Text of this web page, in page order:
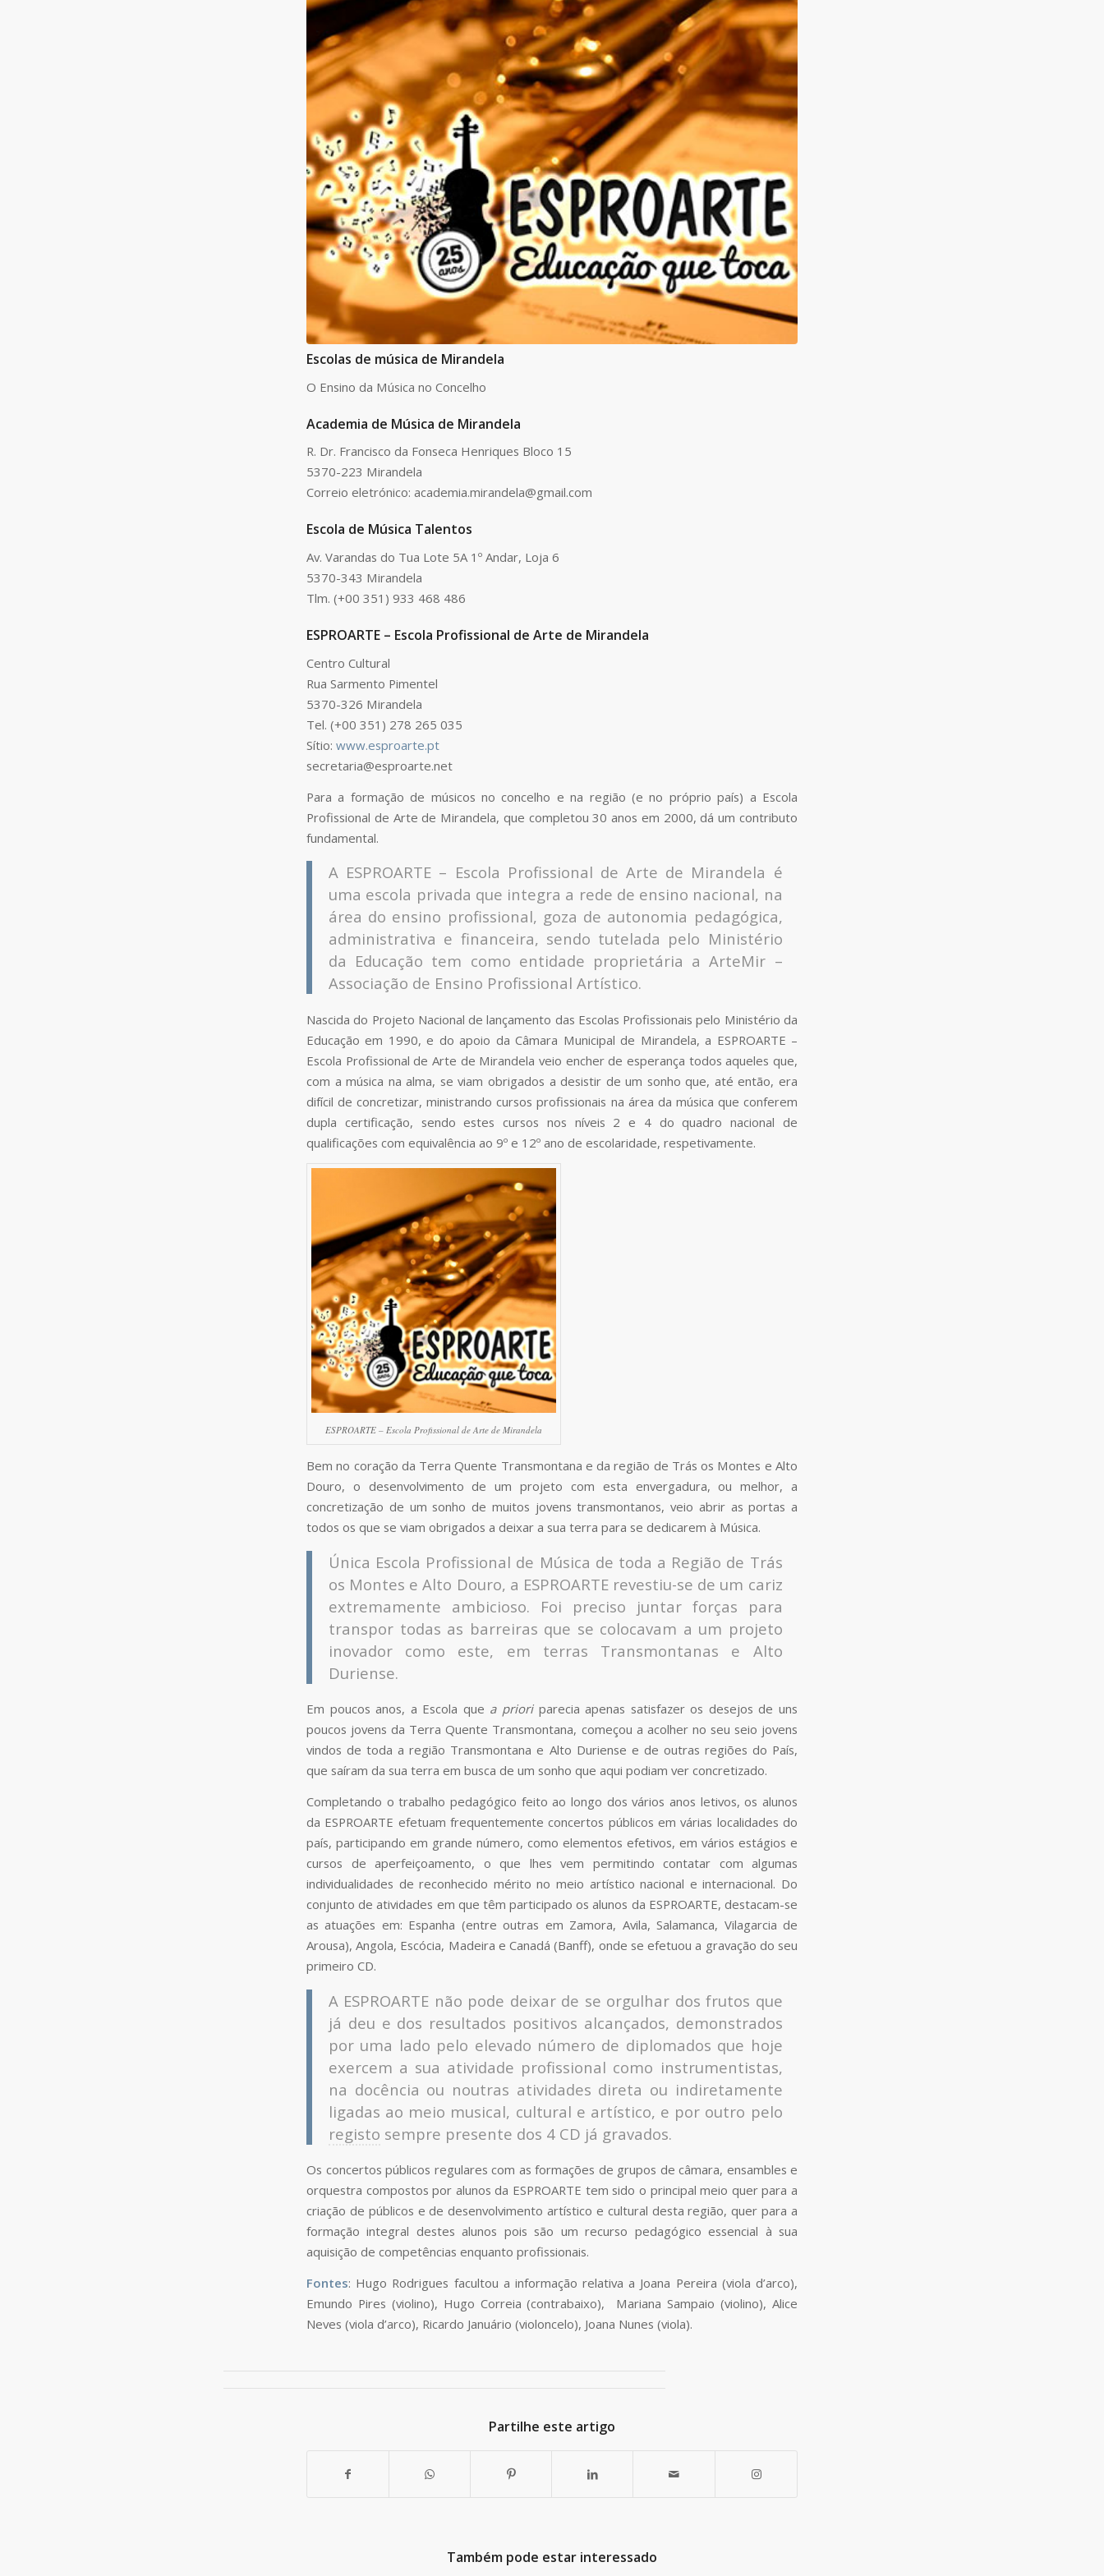
Escolas de música de Mirandela
O Ensino da Música no Concelho
Academia de Música de Mirandela
R. Dr. Francisco da Fonseca Henriques Bloco 15
5370-223 Mirandela
Correio eletrónico: academia.mirandela@gmail.com
Escola de Música Talentos
Av. Varandas do Tua Lote 5A 1º Andar, Loja 6
5370-343 Mirandela
Tlm. (+00 351) 933 468 486
ESPROARTE – Escola Profissional de Arte de Mirandela
Centro Cultural
Rua Sarmento Pimentel
5370-326 Mirandela
Tel. (+00 351) 278 265 035
Sítio: www.esproarte.pt
secretaria@esproarte.net
Para a formação de músicos no concelho e na região (e no próprio país) a Escola
Profissional de Arte de Mirandela, que completou 30 anos em 2000, dá um contributo
fundamental.
A ESPROARTE – Escola Profissional de Arte de Mirandela é
uma escola privada que integra a rede de ensino nacional, na
área do ensino profissional, goza de autonomia pedagógica,
administrativa e financeira, sendo tutelada pelo Ministério
da Educação tem como entidade proprietária a ArteMir –
Associação de Ensino Profissional Artístico.
Nascida do Projeto Nacional de lançamento das Escolas Profissionais pelo Ministério da
Educação em 1990, e do apoio da Câmara Municipal de Mirandela, a ESPROARTE –
Escola Profissional de Arte de Mirandela veio encher de esperança todos aqueles que,
com a música na alma, se viam obrigados a desistir de um sonho que, até então, era
difícil de concretizar, ministrando cursos profissionais na área da música que conferem
dupla certificação, sendo estes cursos nos níveis 2 e 4 do quadro nacional de
qualificações com equivalência ao 9º e 12º ano de escolaridade, respetivamente.
ESPROARTE – Escola Profissional de Arte de Mirandela
Bem no coração da Terra Quente Transmontana e da região de Trás os Montes e Alto
Douro, o desenvolvimento de um projeto com esta envergadura, ou melhor, a
concretização de um sonho de muitos jovens transmontanos, veio abrir as portas a
todos os que se viam obrigados a deixar a sua terra para se dedicarem à Música.
Única Escola Profissional de Música de toda a Região de Trás
os Montes e Alto Douro, a ESPROARTE revestiu-se de um cariz
extremamente ambicioso. Foi preciso juntar forças para
transpor todas as barreiras que se colocavam a um projeto
inovador como este, em terras Transmontanas e Alto
Duriense.
Em poucos anos, a Escola que a prioriparecia apenas satisfazer os desejos de uns
poucos jovens da Terra Quente Transmontana, começou a acolher no seu seio jovens
vindos de toda a região Transmontana e Alto Duriense e de outras regiões do País,
que saíram da sua terra em busca de um sonho que aqui podiam ver concretizado.
Completando o trabalho pedagógico feito ao longo dos vários anos letivos, os alunos
da ESPROARTE efetuam frequentemente concertos públicos em várias localidades do
país, participando em grande número, como elementos efetivos, em vários estágios e
cursos de aperfeiçoamento, o que lhes vem permitindo contatar com algumas
individualidades de reconhecido mérito no meio artístico nacional e internacional. Do
conjunto de atividades em que têm participado os alunos da ESPROARTE, destacam-se
as atuações em: Espanha (entre outras em Zamora, Avila, Salamanca, Vilagarcia de
Arousa), Angola, Escócia, Madeira e Canadá (Banff), onde se efetuou a gravação do seu
primeiro CD.
A ESPROARTE não pode deixar de se orgulhar dos frutos que
já deu e dos resultados positivos alcançados, demonstrados
por uma lado pelo elevado número de diplomados que hoje
exercem a sua atividade profissional como instrumentistas,
na docência ou noutras atividades direta ou indiretamente
ligadas ao meio musical, cultural e artístico, e por outro pelo
registo sempre presente dos 4 CD já gravados.
Os concertos públicos regulares com as formações de grupos de câmara, ensambles e
orquestra compostos por alunos da ESPROARTE tem sido o principal meio quer para a
criação de públicos e de desenvolvimento artístico e cultural desta região, quer para a
formação integral destes alunos pois são um recurso pedagógico essencial à sua
aquisição de competências enquanto profissionais.
Fontes: Hugo Rodrigues facultou a informação relativa a Joana Pereira (viola d’arco),
Emundo Pires (violino), Hugo Correia (contrabaixo), Mariana Sampaio (violino), Alice
Neves (viola d’arco), Ricardo Januário (violoncelo), Joana Nunes (viola).
Partilhe este artigo
Também pode estar interessado